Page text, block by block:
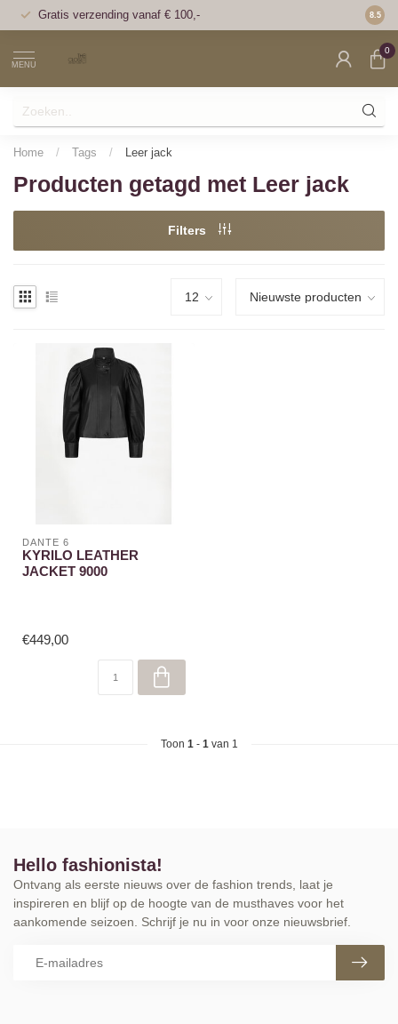
Gratis verzending vanaf € 100,- Voor
8.5
MENU
0
Home / Tags / Leer jack
Producten getagd met Leer jack
Filters
DANTE 6
KYRILO LEATHER
JACKET 9000
€449,00
Toon 1- 1van 1
Hello fashionista!
Ontvang als eerste nieuws over de fashion trends, laat je
inspireren en blijf op de hoogte van de musthaves voor het
aankomende seizoen. Schrijf je nu in voor onze nieuwsbrief.